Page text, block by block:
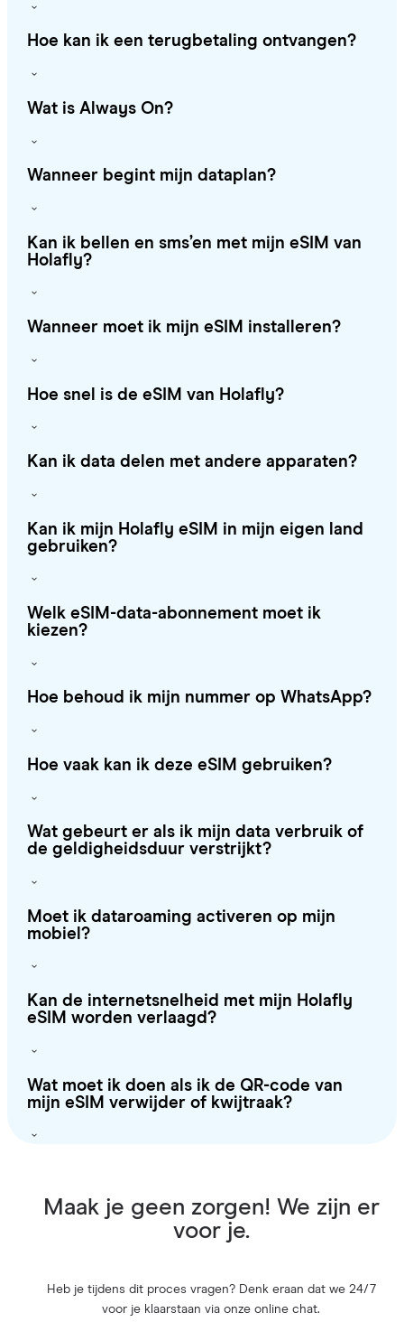
Hoe kan ik een terugbetaling ontvangen?
Wat is Always On?
Wanneer begint mijn dataplan?
Kan ik bellen en sms’en met mijn eSIM van
Holafly?
Wanneer moet ik mijn eSIM installeren?
Hoe snel is de eSIM van Holafly?
Kan ik data delen met andere apparaten?
Kan ik mijn Holafly eSIM in mijn eigen land
gebruiken?
Welk eSIM-data-abonnement moet ik
kiezen?
Hoe behoud ik mijn nummer op WhatsApp?
Hoe vaak kan ik deze eSIM gebruiken?
Wat gebeurt er als ik mijn data verbruik of
de geldigheidsduur verstrijkt?
Moet ik dataroaming activeren op mijn
mobiel?
Kan de internetsnelheid met mijn Holafly
eSIM worden verlaagd?
Wat moet ik doen als ik de QR-code van
mijn eSIM verwijder of kwijtraak?
Maak je geen zorgen! We zijn er
voor je.
Heb je tijdens dit proces vragen? Denk eraan dat we 24/7
voor je klaarstaan via onze online chat.